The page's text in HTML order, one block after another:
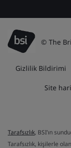
© The
Gizlilik Bildirimi
Site
Tarafsızlık, BSI’ın
Tarafsızlık, kişilerle